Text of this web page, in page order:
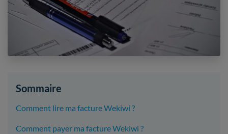
Sommaire
Comment lire ma facture Wekiwi ?
Comment payer ma facture Wekiwi ?